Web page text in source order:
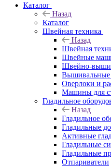
Каталог
Назад
Каталог
Швейная техника
Назад
Швейная
Швейные
Швейно-
Оверлоки и
Машины для
Гладильное
Назад
Гладильное
Гладильные
Активные
Гладильные
Гладильные
Отпариватели